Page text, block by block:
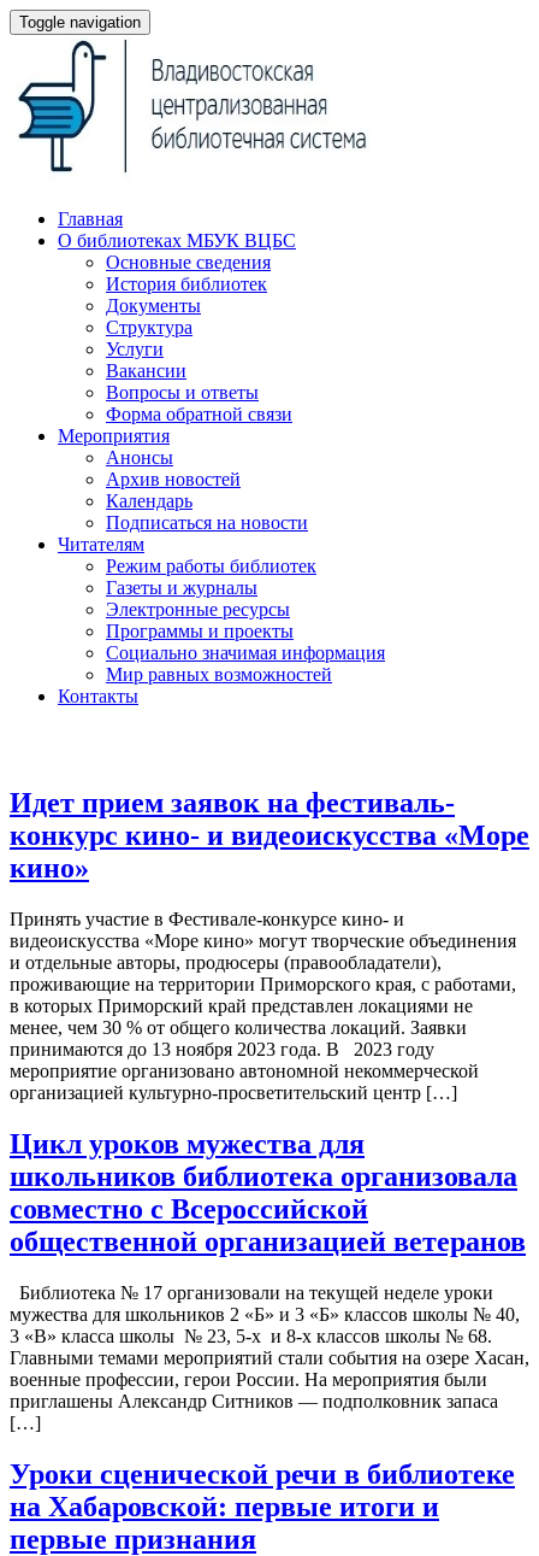
Toggle navigation
Главная
О библиотеках МБУК ВЦБС
Основные сведения
История библиотек
Документы
Структура
Услуги
Вакансии
Вопросы и ответы
Форма обратной связи
Мероприятия
Анонсы
Архив новостей
Календарь
Подписаться на новости
Читателям
Режим работы библиотек
Газеты и журналы
Электронные ресурсы
Программы и проекты
Социально значимая информация
Мир равных возможностей
Контакты
Идет прием заявок на фестиваль-
конкурс кино- и видеоискусства «Море
кино»
Принять участие в Фестивале-конкурсе кино- и
видеоискусства «Море кино» могут творческие объединения
и отдельные авторы, продюсеры (правообладатели),
проживающие на территории Приморского края, с работами,
в которых Приморский край представлен локациями не
менее, чем 30 % от общего количества локаций. Заявки
принимаются до 13 ноября 2023 года. В 2023 году
мероприятие организовано автономной некоммерческой
организацией культурно-просветительский центр […]
Цикл уроков мужества для
школьников библиотека организовала
совместно с Всероссийской
общественной организацией ветеранов
Библиотека № 17 организовали на текущей неделе уроки
мужества для школьников 2 «Б» и 3 «Б» классов школы № 40,
3 «В» класса школы № 23, 5-х и 8-х классов школы № 68.
Главными темами мероприятий стали события на озере Хасан,
военные профессии, герои России. На мероприятия были
приглашены Александр Ситников — подполковник запаса
[…]
Уроки сценической речи в библиотеке
на Хабаровской: первые итоги и
первые признания